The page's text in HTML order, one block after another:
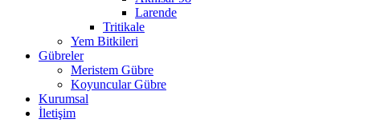
Larende
Tritikale
Yem Bitkileri
Gübreler
Meristem Gübre
Koyuncular Gübre
Kurumsal
İletişim